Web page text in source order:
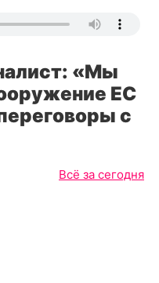
«Мы
ЕС
с
Всё за сегодня